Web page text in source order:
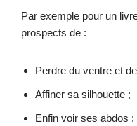
Par exemple pour un
prospects de :
Perdre du ventre et
Affiner sa silhouette ;
Enfin voir ses abdos ;